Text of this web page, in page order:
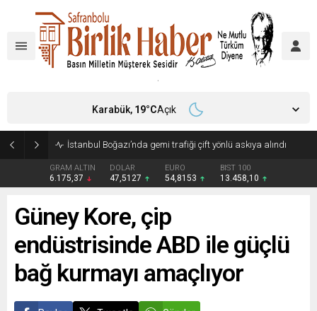
İstanbul Boğazı’nda gemi trafiği çift yönlü askıya alındı
GRAM ALTIN
6.175,37
DOLAR
47,5127
EURO
54,8153
BIST 100
13.458,10
Karabük, 19°CAçık
Güney Kore, çip
endüstrisinde ABD ile güçlü
bağ kurmayı amaçlıyor